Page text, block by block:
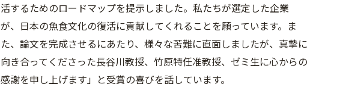
活するためのロードマップを提示しました。私たちが選定した企業
が、日本の魚食文化の復活に貢献してくれることを願っています。ま
た、論文を完成させるにあたり、様々な苦難に直面しましたが、真摯に
向き合ってくださった長谷川教授、竹原特任准教授、ゼミ生に心からの
感謝を申し上げます」と受賞の喜びを話しています。